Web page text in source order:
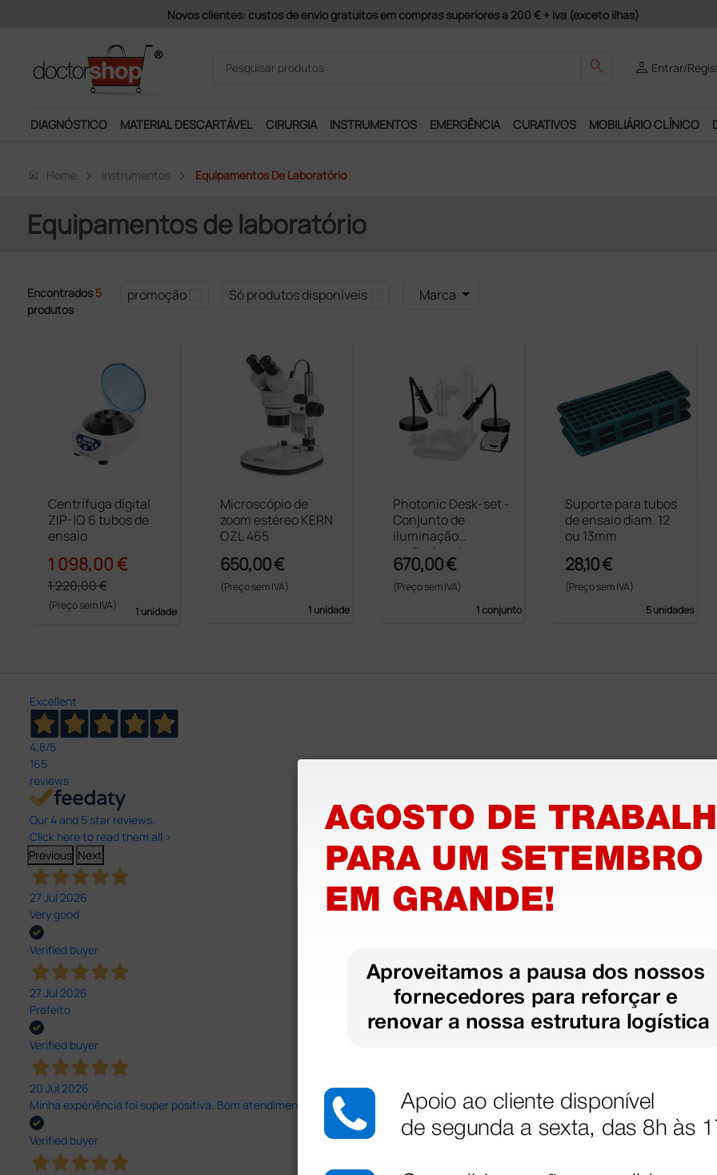
Novos clientes: custos de envio gratuitos em compras superiores a 200 € + iva (exceto ilhas)
search person Entrar/
DIAGNÓSTICO MATERIAL DESCARTÁVEL CIRURGIA INSTRUMENTOS EMERGÊNCIA CURATIVOS MOBILIÁRIO CLÍNICO
home Home Instrumentos Equipamentos De Laboratório
Equipamentos de laboratório
Encontrados 5
produtos
promoção Só produtos disponíveis Marca
Centrífuga digital
ZIP-IQ 6 tubos de
ensaio
1 098,00 €
1 220,00 €
(Preço sem IVA) 1 unidade
Microscópio de
zoom estéreo KERN
OZL 465
650,00 €
(Preço sem IVA)
1 unidade
Photonic Desk-set -
Conjunto de
iluminação
profissional para
microscópios
670,00 €
(Preço sem IVA)
1 conjunto
Suporte para tubos
de ensaio diam. 12
ou 13mm
28,10 €
(Preço sem IVA)
5 unidades
Excellent
4,8/5
165
reviews
Our 4 and 5 star reviews.
Click here to read them all >
Previous Next
27 Jul 2026
Very good
Verified buyer
27 Jul 2026
Prefeito
Verified buyer
20 Jul 2026
Minha experiência foi super positiva. Bom atendimento e recebi dentro do prazo. Obrigada.
Verified buyer